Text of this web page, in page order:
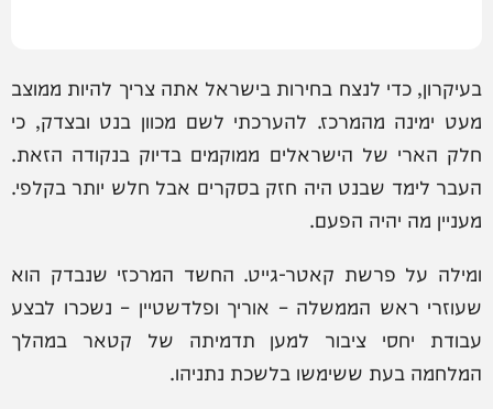
בעיקרון, כדי לנצח בחירות בישראל אתה צריך להיות ממוצב
מעט ימינה מהמרכז. להערכתי לשם מכוון בנט ובצדק, כי
חלק הארי של הישראלים ממוקמים בדיוק בנקודה הזאת.
העבר לימד שבנט היה חזק בסקרים אבל חלש יותר בקלפי.
מעניין מה יהיה הפעם.
ומילה על פרשת קאטר-גייט. החשד המרכזי שנבדק הוא
שעוזרי ראש הממשלה – אוריך ופלדשטיין – נשכרו לבצע
עבודת יחסי ציבור למען תדמיתה של קטאר במהלך
המלחמה בעת ששימשו בלשכת נתניהו.